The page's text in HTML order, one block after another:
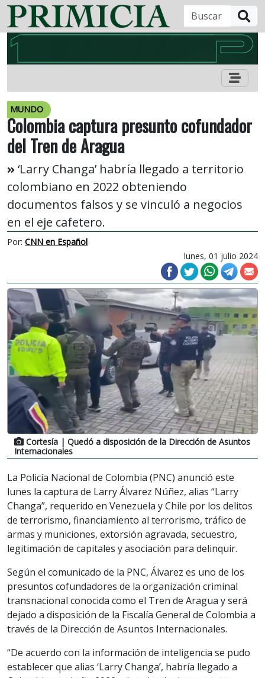
MUNDO
Colombia captura presunto cofundador
del Tren de Aragua
‘Larry Changa’ habría llegado a territorio
colombiano en 2022 obteniendo
documentos falsos y se vinculó a negocios
en el eje cafetero.
Por: CNN en Español
lunes, 01 julio 2024
Cortesía | Quedó a disposición de la Dirección de Asuntos
Internacionales
La Policía Nacional de Colombia (PNC) anunció este
lunes la captura de Larry Álvarez Núñez, alias “Larry
Changa”, requerido en Venezuela y Chile por los delitos
de terrorismo, financiamiento al terrorismo, tráfico de
armas y municiones, extorsión agravada, secuestro,
legitimación de capitales y asociación para delinquir.
Según el comunicado de la PNC, Álvarez es uno de los
presuntos cofundadores de la organización criminal
transnacional conocida como el Tren de Aragua y será
dejado a disposición de la Fiscalía General de Colombia a
través de la Dirección de Asuntos Internacionales.
“De acuerdo con la información de inteligencia se pudo
establecer que alias ‘Larry Changa’, habría llegado a